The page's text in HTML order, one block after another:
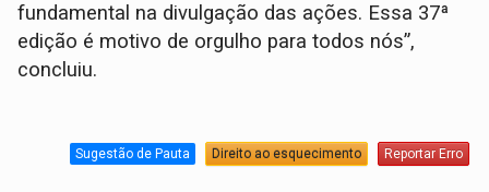
fundamental na divulgação das ações. Essa 37ª
edição é motivo de orgulho para todos nós”,
concluiu.
Sugestão de Pauta Direito ao esquecimento Reportar Erro